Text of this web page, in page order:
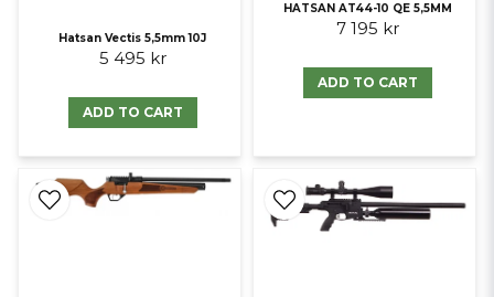
Hatsan Vectis 5,5mm 10J
5 495 kr
ADD TO CART
HATSAN AT44-10 QE 5,5MM
7 195 kr
ADD TO CART